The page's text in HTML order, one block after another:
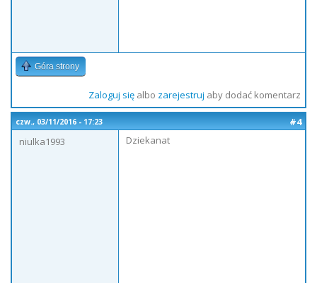
Góra strony
Zaloguj sięalbo zarejestruj aby dodać komentarz
czw., 03/11/2016 - 17:23
#4
niulka1993
Dziekanat